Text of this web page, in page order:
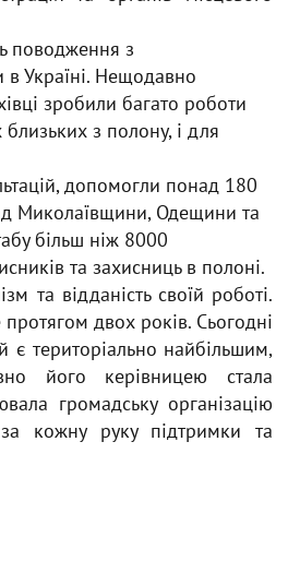
поводження з
Україні. Нещодавно
зробили багато роботи
з полону, і для
допомогли понад 180
Миколаївщини, Одещини та
більш ніж 8000
та захисниць в полоні.
та відданість своїй роботі.
двох років. Сьогодні
територіально найбільшим,
його керівницею стала
громадську організацію
кожну руку підтримки та